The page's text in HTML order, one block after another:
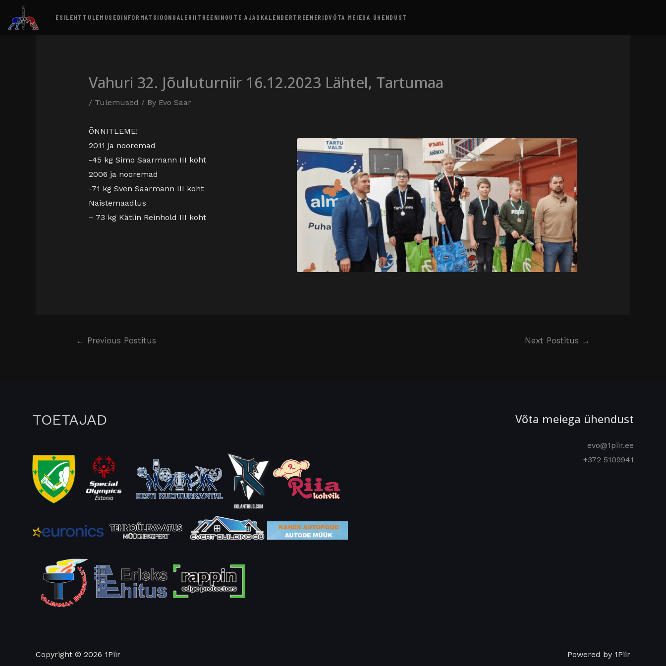
ESILEHT TULEMUSEDINFORMATSIOONGALERIITREENINGUTE AJAD KALENDERTREENERIDVÕTA MEIEGA ÜHENDUST
Vahuri 32. Jõuluturniir 16.12.2023 Lähtel, Tartumaa
/ Tulemused / By Evo Saar
ÕNNITLEME!
2011 ja nooremad
-45 kg Simo Saarmann III koht
2006 ja nooremad
-71 kg Sven Saarmann III koht
Naistemaadlus
– 73 kg Kätlin Reinhold III koht
← Previous Postitus Next Postitus →
TOETAJAD Võta meiega ühendust
evo@1piir.ee
+372 5109941
Copyright © 2026 1Piir Powered by 1Piir